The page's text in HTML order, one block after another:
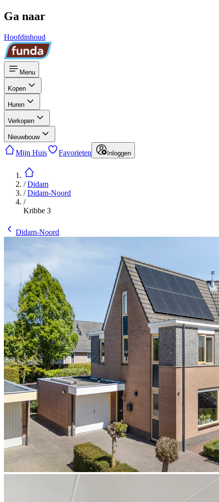
Ga naar
Hoofdinhoud
Menu
Kopen
Huren
Verkopen
Nieuwbouw
Mijn Huis Favorieten Inloggen
/Didam
/Didam-Noord
/
Kribbe 3
Didam-Noord